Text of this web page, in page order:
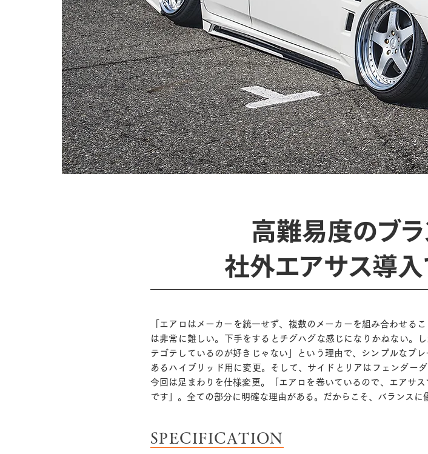
高難易度のブ
社外エアサス導
「エアロはメーカーを統一せず、複数のメーカーを組み合わせる
は非常に難しい。下手をするとチグハグな感じになりかねない。
テゴテしているのが好きじゃない」という理由で、シンプルなブ
あるハイブリッド用に変更。そして、サイドとリアはフェンダー
今回は足まわりを仕様変更。「エアロを巻いているので、エアサ
です」。全ての部分に明確な理由がある。だからこそ、バランスに
SPECIFICATION